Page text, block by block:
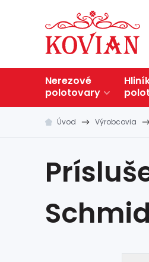
Nerezové
polotovary
Úvod Výrobcovia